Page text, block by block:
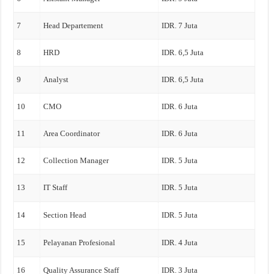
7 Head Departement IDR. 7 Juta
8 HRD IDR. 6,5 Juta
9 Analyst IDR. 6,5 Juta
10 CMO IDR. 6 Juta
11 Area Coordinator IDR. 6 Juta
12 Collection Manager IDR. 5 Juta
13 IT Staff IDR. 5 Juta
14 Section Head IDR. 5 Juta
15 Pelayanan Profesional IDR. 4 Juta
16 Quality Assurance Staff IDR. 3 Juta